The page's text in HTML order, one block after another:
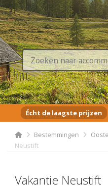
Écht de laagste prijzen
Bestemmingen
Neustift
Vakantie Neustift